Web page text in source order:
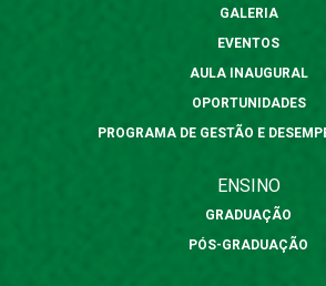
GALERIA
EVENTOS
AULA INAUGURAL
OPORTUNIDADES
PROGRAMA DE GESTÃO E
ENSINO
GRADUAÇÃO
PÓS-GRADUAÇÃO